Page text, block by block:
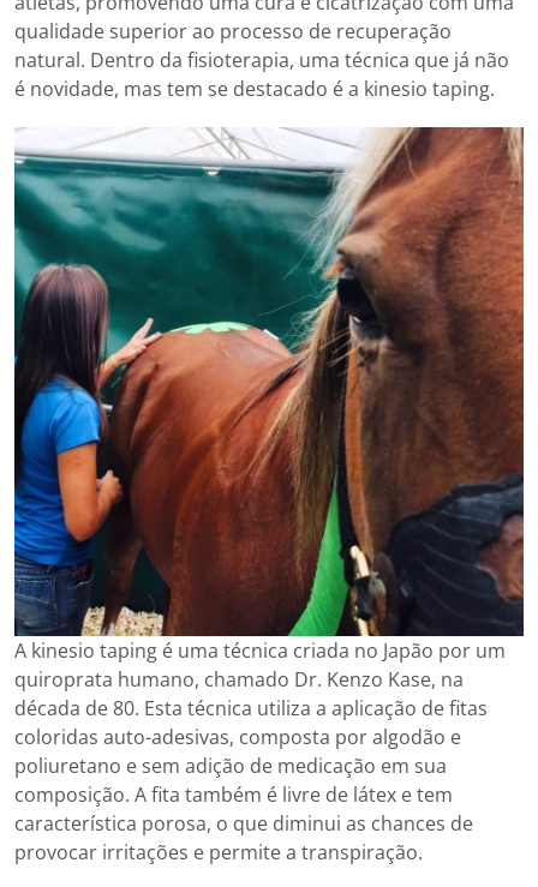
qualidade superior ao processo de recuperação
natural. Dentro da fisioterapia, uma técnica que já não
é novidade, mas tem se destacado é a kinesio taping.
A kinesio taping é uma técnica criada no Japão por um
quiroprata humano, chamado Dr. Kenzo Kase, na
década de 80. Esta técnica utiliza a aplicação de fitas
coloridas auto-adesivas, composta por algodão e
poliuretano e sem adição de medicação em sua
composição. A fita também é livre de látex e tem
característica porosa, o que diminui as chances de
provocar irritações e permite a transpiração.